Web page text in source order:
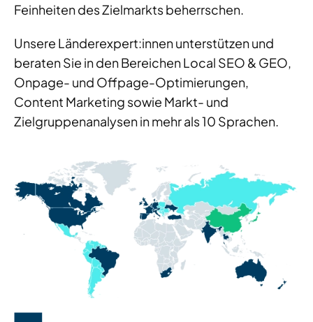
Feinheiten des Zielmarkts beherrschen.
Unsere Länderexpert:innen unterstützen und
beraten Sie in den Bereichen Local SEO & GEO,
Onpage- und Offpage-Optimierungen,
Content Marketing sowie Markt- und
Zielgruppenanalysen in mehr als 10 Sprachen.